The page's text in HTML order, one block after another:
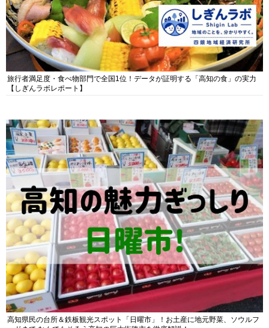
旅行者満足度・食べ物部門で全国1位！データが証明する「高知の食」の実力
【しぎんラボレポート】
高知県民の台所＆鉄板観光スポット「日曜市」！お土産に地元野菜、ソウルフ